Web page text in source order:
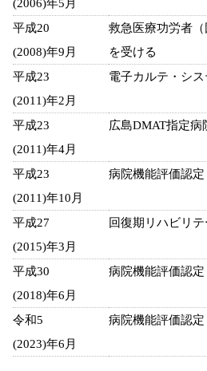
(2006)年5月
平成20
(2008)年9月
救急医療功労者
を受ける
平成23
(2011)年2月
電子カルテ・シ
平成23
(2011)年4月
広島DMAT指定病
平成23
(2011)年10月
病院機能評価認定
平成27
(2015)年3月
回復期リハビリ
平成30
(2018)年6月
病院機能評価認定
令和5
(2023)年6月
病院機能評価認定